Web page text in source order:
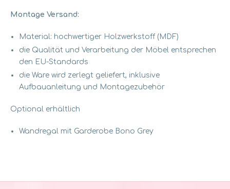
Montage Versand:
Material: hochwertiger Holzwerkstoff (MDF)
die Qualität und Verarbeitung der Möbel entsprechen
den EU-Standards
die Ware wird zerlegt geliefert, inklusive
Aufbauanleitung und Montagezubehör
Optional erhältlich
Wandregal mit Garderobe Bono Grey